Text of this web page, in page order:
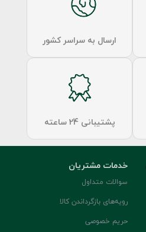
ارسال به سراسر کشور
پشتیبانی 24 ساعته
خدمات مشتریان
سوالات متداول
رویه‌های بازگرداندن کالا
حریم خصوصی